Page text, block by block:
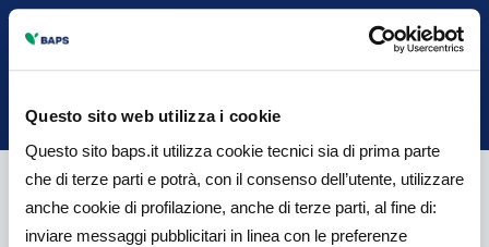
Questo sito web utilizza i cookie
Questo sito baps.it utilizza cookie tecnici sia di prima parte
che di terze parti e potrà, con il consenso dell’utente, utilizzare
anche cookie di profilazione, anche di terze parti, al fine di:
inviare messaggi pubblicitari in linea con le preferenze
Back
Modulo standard di